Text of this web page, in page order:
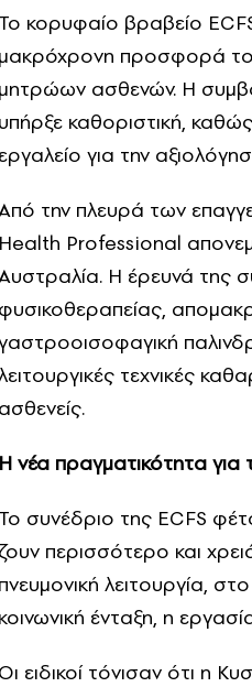
Το κορυφαίο βραβείο
μακρόχρονη προσφορά
μητρώων ασθενών. Η
υπήρξε καθοριστική,
εργαλείο για την
την πλευρά των
Health Professional
Η έρευνά της
φυσικοθεραπείας,
τεχνικές
ασθενείς.
Η νέα πραγματικότητα για
Το συνέδριο της ECFS
ζουν περισσότερο και
πνευμονική λειτουργία,
κοινωνική ένταξη, η
Οι ειδικοί τόνισαν ότι η